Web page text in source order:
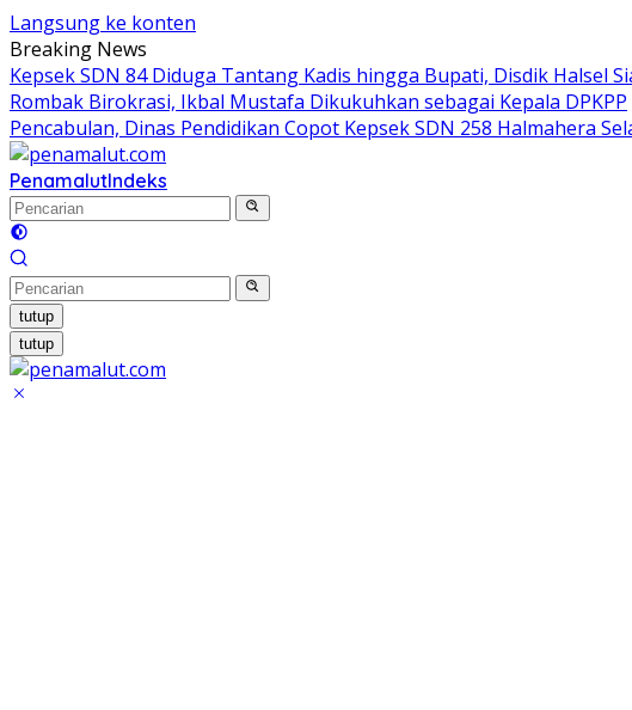
Langsung ke konten
Breaking News
Kepsek SDN 84 Diduga Tantang Kadis hingga Bupati, Disdik Halsel
Rombak Birokrasi, Ikbal Mustafa Dikukuhkan sebagai Kepala DPKPP
Pencabulan, Dinas Pendidikan Copot Kepsek SDN 258 Halmahera
PenamalutIndeks
tutup
tutup